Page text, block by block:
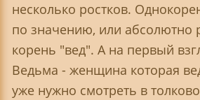
несколько ростков.
по значению, или абсолютно
корень "вед". А на первый
Ведьма - женщина которая
уже нужно смотреть в